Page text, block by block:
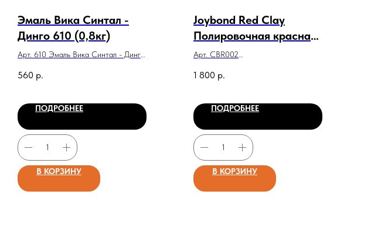
Эмаль Вика Синтал -
Динго 610 (0,8кг)
Арт. 610 Эмаль Вика Синтал - Динго
560 р.
ПОДРОБНЕЕ
В КОРЗИНУ
Joybond Red Clay
Полировочная красная
глина 200г.
Арт. CBR002
красная глина 200г.
1 800 р.
ПОДРОБНЕЕ
В КОРЗИНУ